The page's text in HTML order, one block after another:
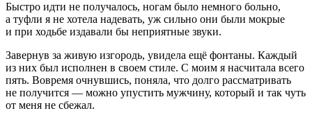
Быстро идти не получалось, ногам было немного больно,
а туфли я не хотела надевать, уж сильно они были мокрые
и при ходьбе издавали бы неприятные звуки.
Завернув за живую изгородь, увидела ещё фонтаны. Каждый
из них был исполнен в своем стиле. С моим я насчитала всего
пять. Вовремя очнувшись, поняла, что долго рассматривать
не получится — можно упустить мужчину, который и так чуть
от меня не сбежал.